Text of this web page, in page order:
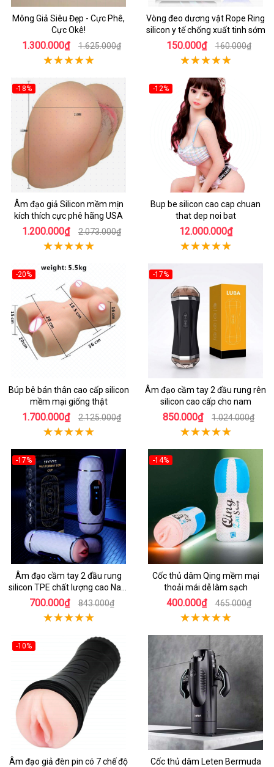
Mông Giả Siêu Đẹp - Cực Phê,
Cực Okê!
1.300.000₫ 1.625.000₫
Vòng đeo dương vật Rope Ring
silicon y tế chống xuất tinh sớm
150.000₫ 160.000₫
-18%
Âm đạo giả Silicon mềm mịn
kích thích cực phê hãng USA
1.200.000₫ 2.073.000₫
-12%
Bup be silicon cao cap chuan
that dep noi bat
12.000.000₫
-20%
Búp bê bán thân cao cấp silicon
mềm mại giống thật
1.700.000₫ 2.125.000₫
-17%
Âm đạo cầm tay 2 đầu rung rên
silicon cao cấp cho nam
850.000₫ 1.024.000₫
-17%
Âm đạo cầm tay 2 đầu rung
silicon TPE chất lượng cao Nam
giới
700.000₫ 843.000₫
-14%
Cốc thủ dâm Qing mềm mại
thoải mái dễ làm sạch
400.000₫ 465.000₫
-10%
Âm đạo giả đèn pin có 7 chế độ
Cốc thủ dâm Leten Bermuda